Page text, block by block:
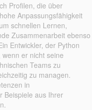
Profilen, die über
Anpassungsfähigkeit
schnellen Lernen,
Zusammenarbeit ebenso
Entwickler, der Python
er nicht seine
Teams zu
zu managen.
in
Beispiele aus Ihrer